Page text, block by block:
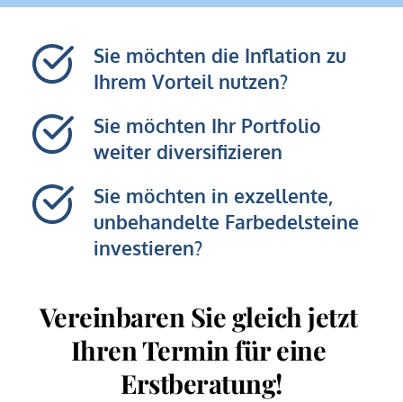
Sie möchten die Inflation zu
Ihrem Vorteil nutzen?
Sie möchten Ihr Portfolio
weiter diversifizieren
Sie möchten in exzellente,
unbehandelte Farbedelsteine
investieren?
Vereinbaren Sie gleich jetzt
Ihren Termin für eine
Erstberatung!